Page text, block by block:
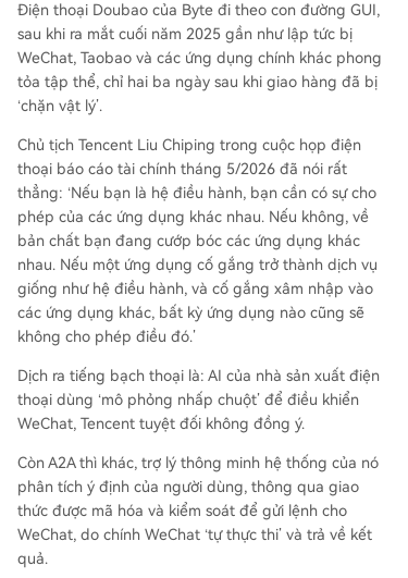
Điện thoại Doubao của Byte đi theo con đường GUI,
sau khi ra mắt cuối năm 2025 gần như lập tức bị
WeChat, Taobao và các ứng dụng chính khác phong
tỏa tập thể, chỉ hai ba ngày sau khi giao hàng đã bị
‘chặn vật lý’.
Chủ tịch Tencent Liu Chiping trong cuộc họp điện
thoại báo cáo tài chính tháng 5/2026 đã nói rất
thẳng: ‘Nếu bạn là hệ điều hành, bạn cần có sự cho
phép của các ứng dụng khác nhau. Nếu không, về
bản chất bạn đang cướp bóc các ứng dụng khác
nhau. Nếu một ứng dụng cố gắng trở thành dịch vụ
giống như hệ điều hành, và cố gắng xâm nhập vào
các ứng dụng khác, bất kỳ ứng dụng nào cũng sẽ
không cho phép điều đó.’
Dịch ra tiếng bạch thoại là: AI của nhà sản xuất điện
thoại dùng ‘mô phỏng nhấp chuột’ để điều khiển
WeChat, Tencent tuyệt đối không đồng ý.
Còn A2A thì khác, trợ lý thông minh hệ thống của nó
phân tích ý định của người dùng, thông qua giao
thức được mã hóa và kiểm soát để gửi lệnh cho
WeChat, do chính WeChat ‘tự thực thi’ và trả về kết
quả.